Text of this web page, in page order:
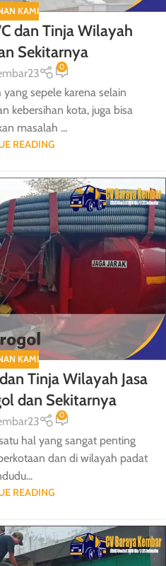
KAMI
dan Tinja Wilayah
Sekitarnya
0
sepele karena selain
kebersihan kota, juga bisa
masalah ...
READING
KAMI
Tinja Wilayah Jasa
dan Sekitarnya
0
hal yang sangat penting
dan di wilayah padat
READING